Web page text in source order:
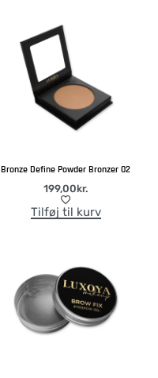
Bronze Define Powder Bronzer 02
199,00kr.
Tilføj til kurv